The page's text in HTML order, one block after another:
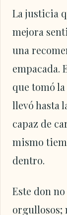
La justicia
mejora
una
empacada.
que tomó
llevó hasta
capaz de
mismo
dentro.
Este don
orgullosos;